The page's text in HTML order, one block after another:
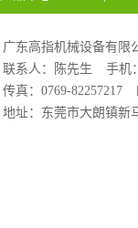
广东高指机械设备有限
联系人：陈先生
手机
传真：0769-82257217
地址：东莞市大朗镇新